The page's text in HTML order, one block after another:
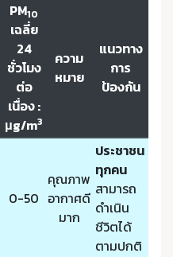
PM10
เฉลี่ย
24
ชั่วโมง
ต่อ
เนื่อง :
μg/m3
ความ
หมาย
แนวทาง
การ
ป้องกัน
0-50
คุณภาพ
อากาศดี
มาก
ประชาชน
ทุกคน
สามารถ
ดำเนิน
ชีวิตได้
ตามปกติ